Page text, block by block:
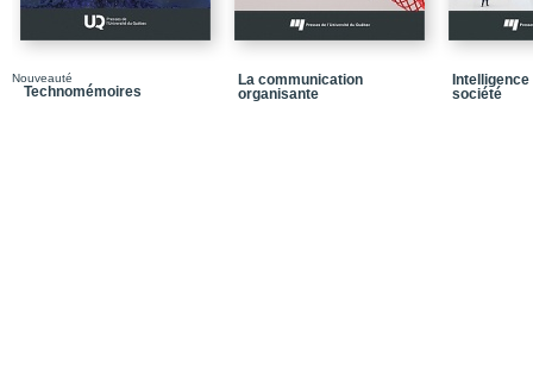
La réglementation
L’abandon du Conseil
Nouveauté
Technomémoires
La communication
organisante
société